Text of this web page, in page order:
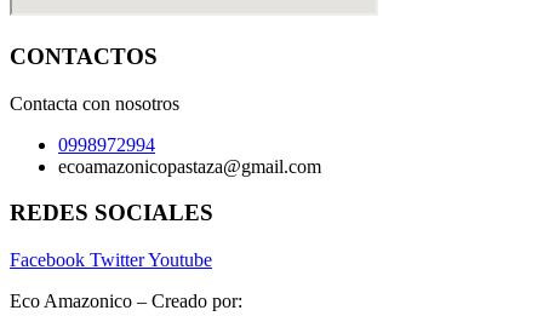
CONTACTOS
Contacta con nosotros
0998972994
ecoamazonicopastaza@gmail.com
REDES SOCIALES
Facebook TwitterYoutube
Eco Amazonico – Creado por: